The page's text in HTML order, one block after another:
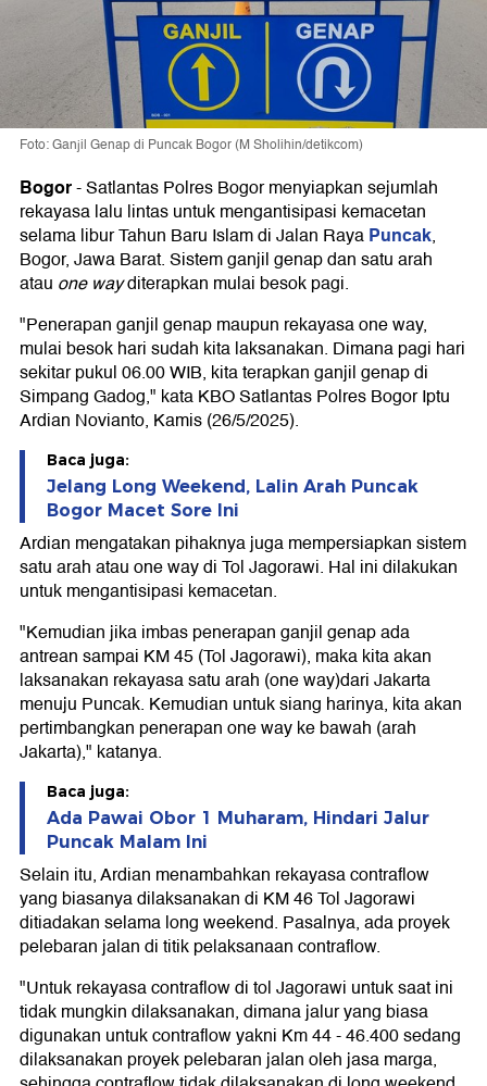
Foto: Ganjil Genap di Puncak Bogor (M Sholihin/detikcom)
Bogor-Satlantas Polres Bogor menyiapkan sejumlah
rekayasa lalu lintas untuk mengantisipasi kemacetan
selama libur Tahun Baru Islam di Jalan RayaPuncak,
Bogor, Jawa Barat. Sistem ganjil genap dan satu arah
atau one wayditerapkan mulai besok pagi.
"Penerapan ganjil genap maupun rekayasa one way,
mulai besok hari sudah kita laksanakan. Dimana pagi hari
sekitar pukul 06.00 WIB, kita terapkan ganjil genap di
Simpang Gadog," kata KBO Satlantas Polres Bogor Iptu
Ardian Novianto, Kamis (26/5/2025).
Baca juga:
Jelang Long Weekend, Lalin Arah Puncak
Bogor Macet Sore Ini
Ardian mengatakan pihaknya juga mempersiapkan sistem
satu arah atau one way di Tol Jagorawi. Hal ini dilakukan
untuk mengantisipasi kemacetan.
"Kemudian jika imbas penerapan ganjil genap ada
antrean sampai KM 45 (Tol Jagorawi), maka kita akan
laksanakan rekayasa satu arah (one way)dari Jakarta
menuju Puncak. Kemudian untuk siang harinya, kita akan
pertimbangkan penerapan one way ke bawah (arah
Jakarta)," katanya.
Baca juga:
Ada Pawai Obor 1 Muharam, Hindari Jalur
Puncak Malam Ini
Selain itu, Ardian menambahkan rekayasa contraflow
yang biasanya dilaksanakan di KM 46 Tol Jagorawi
ditiadakan selama long weekend. Pasalnya, ada proyek
pelebaran jalan di titik pelaksanaan contraflow.
"Untuk rekayasa contraflow di tol Jagorawi untuk saat ini
tidak mungkin dilaksanakan, dimana jalur yang biasa
digunakan untuk contraflow yakni Km 44 - 46.400 sedang
dilaksanakan proyek pelebaran jalan oleh jasa marga,